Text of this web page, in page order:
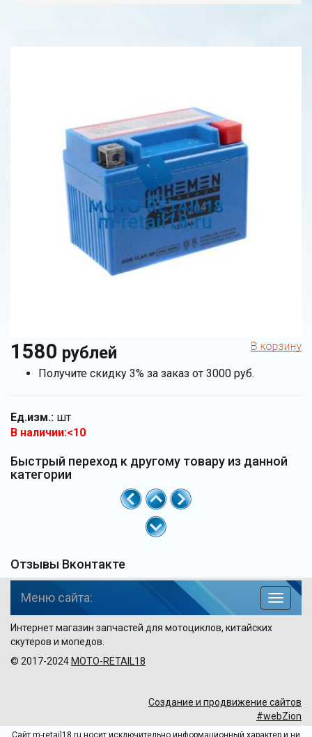
1580 рублей
Получите скидку 3% за заказ от 3000 руб.
Ед.изм.: шт
В наличии:<10
Быстрый переход к другому товару из данной
категории
Отзывы Вконтакте
по
Меню сайта:
Интернет магазин запчастей для мотоциклов, китайских
скутеров и мопедов.
© 2017-2024 MOTO-RETAIL18
Создание и продвижение сайтов
#webZion
Сайт m-retail18.ru носит исключительно информационный характер и ни